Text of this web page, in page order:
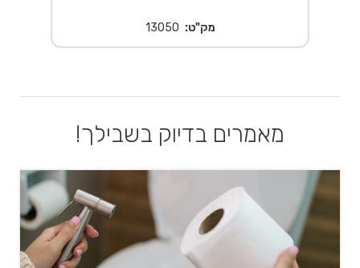
מק"ט: 13050
מאמרים בדיוק בשבילך!